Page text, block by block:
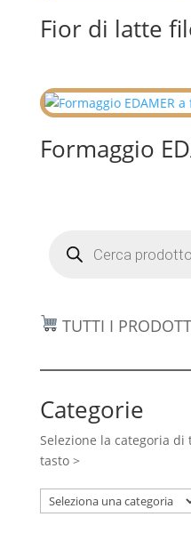
Fior di latte
Formaggio
search
TUTTI I
Categorie
Selezione la categoria
tasto >
Seleziona
una